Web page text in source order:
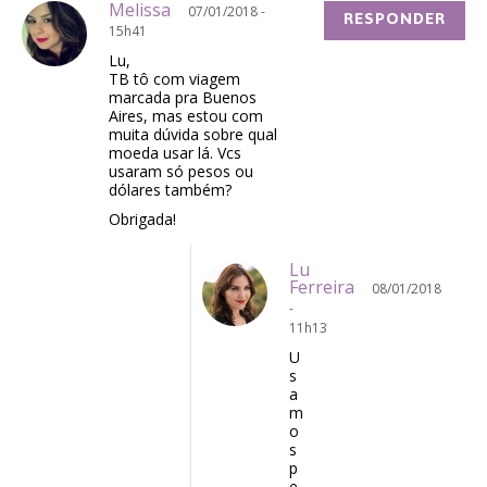
Melissa
07/01/2018 -
15h41
Lu,
TB tô com viagem
marcada pra Buenos
Aires, mas estou com
muita dúvida sobre qual
moeda usar lá. Vcs
usaram só pesos ou
dólares também?
Obrigada!
RESPONDER
Lu
Ferreira
08/01/2018
-
11h13
U
s
a
m
o
s
p